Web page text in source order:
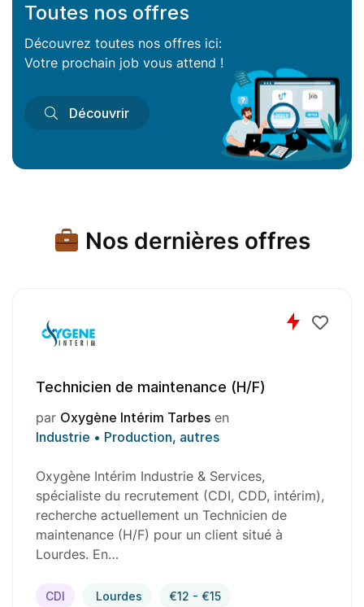
Toutes nos offres
Découvrez toutes nos offres ici:
Votre prochain job vous attend !
Découvrir
Nos dernières offres
Technicien de maintenance (H/F)
par Oxygène Intérim Tarbes en
Industrie • Production, autres
Oxygène Intérim Industrie & Services,
spécialiste du recrutement (CDI, CDD, intérim),
recherche actuellement un Technicien de
maintenance (H/F) pour un client situé à
Lourdes. En…
CDI Lourdes €12 - €15